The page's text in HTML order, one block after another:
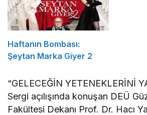
Haftanın Bombası:
Şeytan Marka Giyer 2
“GELECEĞİN YETENEKLERİNİ
Sergi açılışında konuşan DEÜ
Fakültesi Dekanı Prof. Dr. Hacı